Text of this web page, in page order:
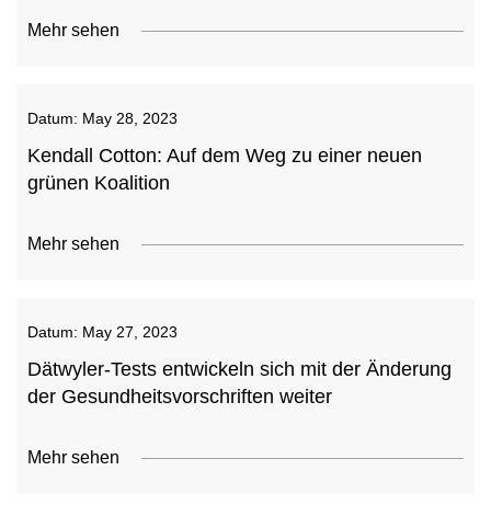
Mehr sehen
Datum: May 28, 2023
Kendall Cotton: Auf dem Weg zu einer neuen
grünen Koalition
Mehr sehen
Datum: May 27, 2023
Dätwyler-Tests entwickeln sich mit der Änderung
der Gesundheitsvorschriften weiter
Mehr sehen